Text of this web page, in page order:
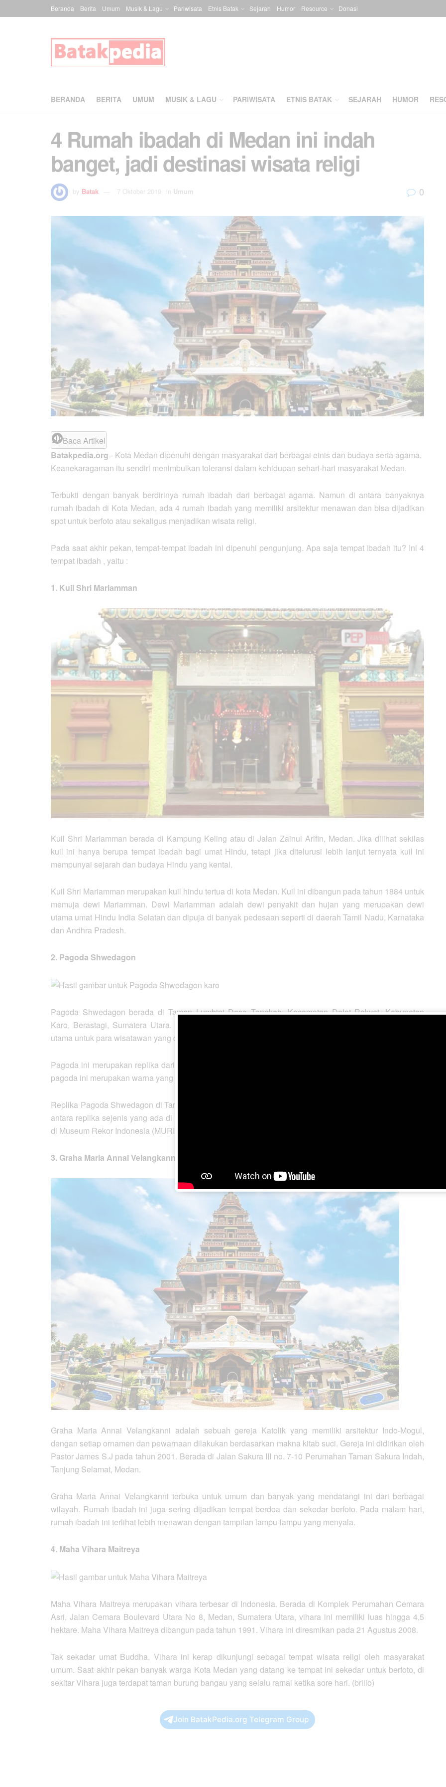
Beranda Berita Umum Musik & Lagu Pariwisata Etnis Batak Sejarah Humor Resource Donasi
BERANDA BERITA UMUM MUSIK & LAGU PARIWISATA ETNIS BATAK SEJARAH HUMOR
4 Rumah ibadah di Medan ini indah
banget, jadi destinasi wisata religi
by Batak 7 Oktober 2019 in Umum 0
Baca Artikel
Batakpedia.org– Kota Medan dipenuhi dengan masyarakat dari berbagai etnis dan budaya serta agama.
Keanekaragaman itu sendiri menimbulkan toleransi dalam kehidupan sehari-hari masyarakat Medan.
Terbukti dengan banyak berdirinya rumah ibadah dari berbagai agama. Namun di antara banyaknya
rumah ibadah di Kota Medan, ada 4 rumah ibadah yang memiliki arsitektur menawan dan bisa dijadikan
spot untuk berfoto atau sekaligus menjadikan wisata religi.
Pada saat akhir pekan, tempat-tempat ibadah ini dipenuhi pengunjung. Apa saja tempat ibadah itu? Ini 4
tempat ibadah , yaitu :
1. Kuil Shri Mariamman
Kuil Shri Mariamman berada di Kampung Keling atau di Jalan Zainul Arifin, Medan. Jika dilihat sekilas
kuil ini hanya berupa tempat ibadah bagi umat Hindu, tetapi jika ditelurusi lebih lanjut ternyata kuil ini
mempunyai sejarah dan budaya Hindu yang kental.
Kuil Shri Mariamman merupakan kuil hindu tertua di kota Medan. Kuil ini dibangun pada tahun 1884 untuk
memuja dewi Mariamman. Dewi Mariamman adalah dewi penyakit dan hujan yang merupakan dewi
utama umat Hindu India Selatan dan dipuja di banyak pedesaan seperti di daerah Tamil Nadu, Karnataka
dan Andhra Pradesh.
2. Pagoda Shwedagon
Pagoda Shwedagon berada di Taman Lumbini Desa Tongkeh, Kecamatan Dolat Rakyat, Kabupaten
Karo, Berastagi, Sumatera Utara. Kuil Budha atau pagoda yang sangat megah ini menjadi daya tarik
utama untuk para wisatawan yang datang.
Pagoda ini merupakan replika dari pagoda Shwedagon yang ada di Burma, Myanmar. Warna emas dari
pagoda ini merupakan warna yang khas dari setiap tempat ibadah umat Budha.
Replika Pagoda Shwedagon di Taman Lumbini ini merupakan replika tertinggi kedua yang pernah ada di
antara replika sejenis yang ada di luar Burma. Di Indonesia, ini merupakan pagoda tertinggi dan tercatat
di Museum Rekor Indonesia (MURI).
3. Graha Maria Annai Velangkanni
Graha Maria Annai Velangkanni adalah sebuah gereja Katolik yang memiliki arsitektur Indo-Mogul,
dengan setiap ornamen dan pewarnaan dilakukan berdasarkan makna kitab suci. Gereja ini didirikan oleh
Pastor James S.J pada tahun 2001. Berada di Jalan Sakura III no. 7-10 Perumahan Taman Sakura Indah,
Tanjung Selamat, Medan.
Graha Maria Annai Velangkanni terbuka untuk umum dan banyak yang mendatangi ini dari berbagai
wilayah. Rumah ibadah ini juga sering dijadikan tempat berdoa dan sekedar berfoto. Pada malam hari,
rumah ibadah ini terlihat lebih menawan dengan tampilan lampu-lampu yang menyala.
4. Maha Vihara Maitreya
Maha Vihara Maitreya merupakan vihara terbesar di Indonesia. Berada di Komplek Perumahan Cemara
Asri, Jalan Cemara Boulevard Utara No 8, Medan, Sumatera Utara, vihara ini memiliki luas hingga 4,5
hektare. Maha Vihara Maitreya dibangun pada tahun 1991. Vihara ini diresmikan pada 21 Agustus 2008.
Tak sekadar umat Buddha, Vihara ini kerap dikunjungi sebagai tempat wisata religi oleh masyarakat
umum. Saat akhir pekan banyak warga Kota Medan yang datang ke tempat ini sekedar untuk berfoto, di
sekitar Vihara juga terdapat taman burung bangau yang selalu ramai ketika sore hari. (brilio)
Join BatakPedia.org Telegram Group